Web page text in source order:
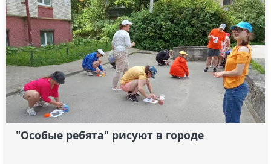
"Особые ребята" рисуют в городе